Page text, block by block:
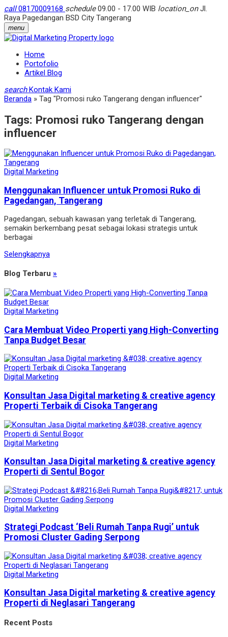
call08170009168 schedule09.00 - 17.00 WIB location_onJl.
Raya Pagedangan BSD City Tangerang
menu
Home
Portofolio
Artikel Blog
search Kontak Kami
Beranda » Tag "Promosi ruko Tangerang dengan influencer"
Tags: Promosi ruko Tangerang dengan
influencer
Digital Marketing
Menggunakan Influencer untuk Promosi Ruko di
Pagedangan, Tangerang
Pagedangan, sebuah kawasan yang terletak di Tangerang,
semakin berkembang pesat sebagai lokasi strategis untuk
berbagai
Selengkapnya
Blog Terbaru »
Digital Marketing
Cara Membuat Video Properti yang High-Converting
Tanpa Budget Besar
Digital Marketing
Konsultan Jasa Digital marketing & creative agency
Properti Terbaik di Cisoka Tangerang
Digital Marketing
Konsultan Jasa Digital marketing & creative agency
Properti di Sentul Bogor
Digital Marketing
Strategi Podcast ‘Beli Rumah Tanpa Rugi’ untuk
Promosi Cluster Gading Serpong
Digital Marketing
Konsultan Jasa Digital marketing & creative agency
Properti di Neglasari Tangerang
Recent Posts